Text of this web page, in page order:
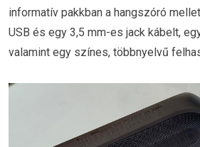
informatív pakkban a hangszóró
USB és egy 3,5 mm-es jack kábelt,
valamint egy színes, többnyelvű